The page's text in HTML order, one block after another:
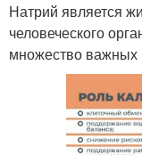
Натрий является
человеческого
множество важных